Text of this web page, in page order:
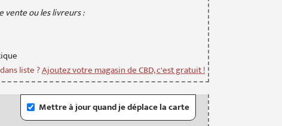
vente ou les livreurs :
liste ?Ajoutez votre magasin de CBD, c'est gratuit !
Mettre à jour quand je déplace la carte